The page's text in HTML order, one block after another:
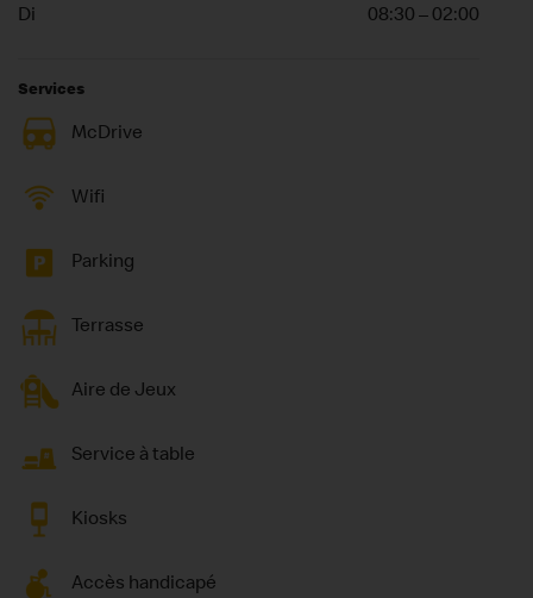
Di 08:30 – 02:00
Services
McDrive
Wifi
Parking
Terrasse
Aire de Jeux
Service à table
Kiosks
Accès handicapé